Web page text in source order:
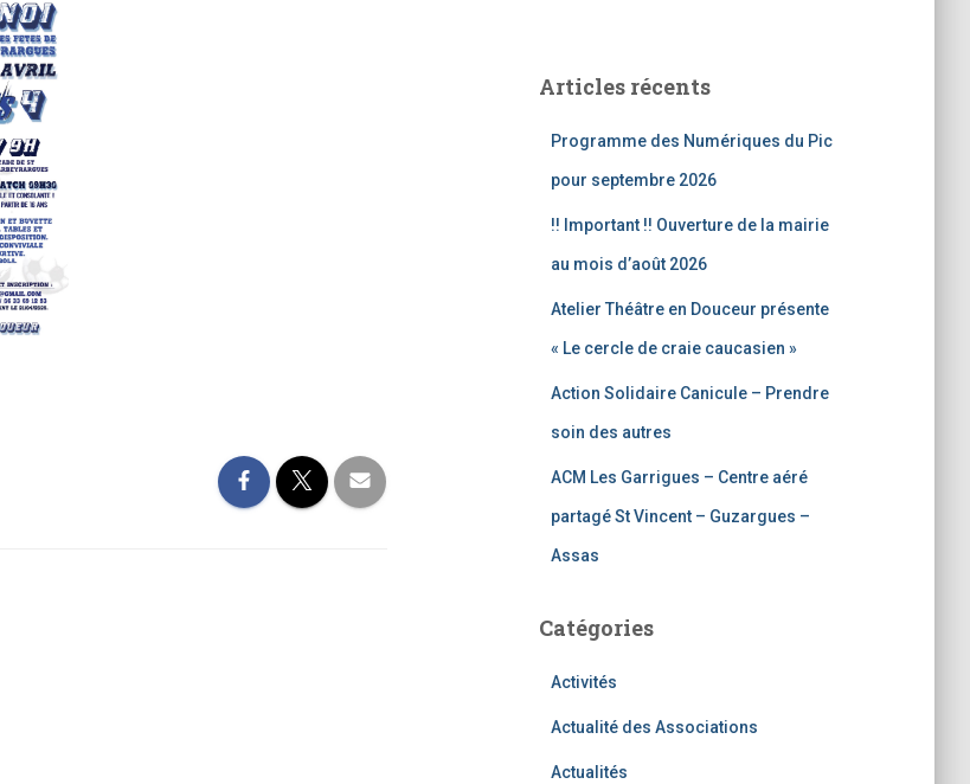
rArticles récents
Programme des Numériques du Pic
pour septembre 2026
!! Important !! Ouverture de la mairie
au mois d’août 2026
Atelier Théâtre en Douceur présente
« Le cercle de craie caucasien »
Action Solidaire Canicule – Prendre
soin des autres
ACM Les Garrigues – Centre aéré
partagé St Vincent – Guzargues –
Assas
Catégories
Activités
Actualité des Associations
Actualités